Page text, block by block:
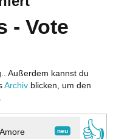
- Vote
Außerdem kannst du
Archiv blicken, um den
neu
👍